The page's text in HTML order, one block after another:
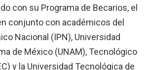
con su Programa de Becarios, el
conjunto con académicos del
Nacional (IPN), Universidad
de México (UNAM), Tecnológico
y la Universidad Tecnológica de